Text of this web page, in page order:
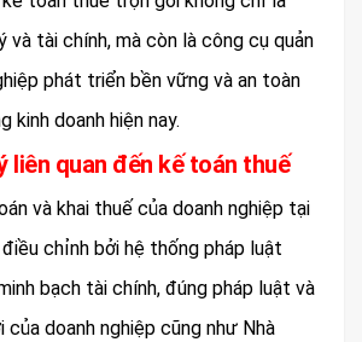
và tài chính, mà còn là công cụ quản
phát triển bền vững và an toàn
kinh doanh hiện nay.
liên quan đến kế toán thuế
và khai thuế của doanh nghiệp tại
chỉnh bởi hệ thống pháp luật
bạch tài chính, đúng pháp luật và
của doanh nghiệp cũng như Nhà